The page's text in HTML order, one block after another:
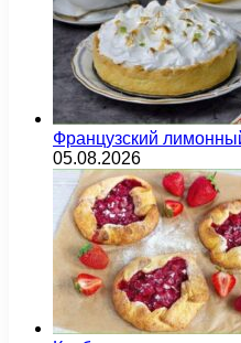
Французский
05.08.2026